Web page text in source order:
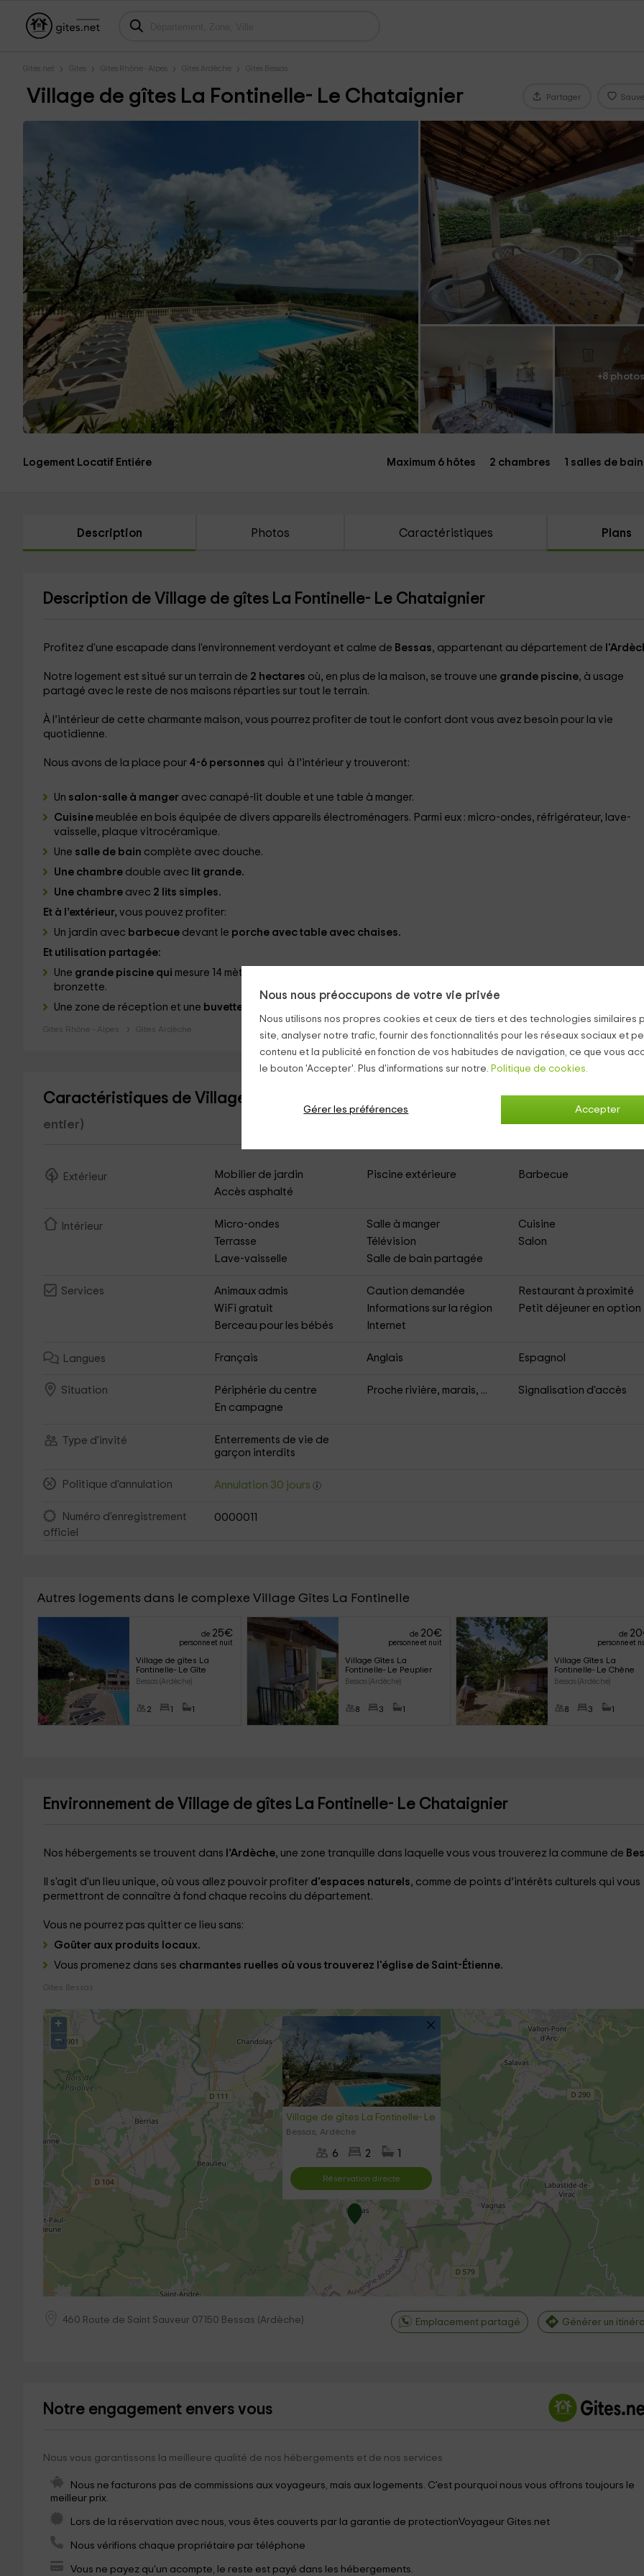
Nous nous préoccupons de votre vie privée
Nous utilisons nos propres cookies et ceux de tiers et des technologies similaires
site, analyser notre trafic, fournir des fonctionnalités pour les réseaux sociaux et
contenu et la publicité en fonction de vos habitudes de navigation, ce que vous
le bouton 'Accepter'. Plus d'informations sur notre. Politique de cookies.
Accepter
Gérer les préférences
Gites.net Gites Gites Rhône - Alpes Gites Ardèche Gites Bessas
Village de gîtes La Fontinelle- Le Chataignier Partager
+8
Logement Locatif Entiére Maximum 6 hôtes 2 chambres 1 salles de bain
Description Photos Caractéristiques Plans
Description de Village de gîtes La Fontinelle- Le Chataignier
Profitez d'une escapade dans l'environnement verdoyant et calme de Bessas, appartenant au département de
Notre logement est situé sur un terrain de 2 hectares où, en plus de la maison, se trouve une grande piscine, à usage
partagé avec le reste de nos maisons réparties sur tout le terrain.
À l’intérieur de cette charmante maison, vous pourrez profiter de tout le confort dont vous avez besoin pour la vie
quotidienne.
Nous avons de la place pour 4-6 personnes qui à l’intérieur y trouveront:
Un salon-salle à mangeravec canapé-lit double et une table à manger.
Cuisine meublée en bois équipée de divers appareils électroménagers. Parmi eux : micro-ondes, réfrigérateur, lave-
vaisselle, plaque vitrocéramique.
Une salle de bain complète avec douche.
Une chambre double avec lit grande.
Une chambreavec 2 lits simples.
Et à l’extérieur, vous pouvez profiter:
Un jardin avec barbecue devant le porche avec table avec chaises.
Et utilisation partagée:
Une grande piscine qui mesure 14 mètres de long pour 6,50 de large. Autour d'elle, une zone de transats pour pouvoir
bronzette.
Une zone de réception et une buvette
Gites Rhône - Alpes Gites Ardèche
Caractéristiques de Village de gîtes La Fontinelle- Le Chataignier(Gîte à louer en
entier)
Extérieur Mobilier de jardin Piscine extérieure
Barbecue
Accès asphalté
Intérieur Micro-ondes Salle à manger
Cuisine
Terrasse
Télévision
Salon
Lave-vaisselle
Salle de bain partagée
Services Animaux admis Caution demandée
Restaurant à proximité
WiFi gratuit
Informations sur la région
Petit déjeuner en option
Berceau pour les bébés
Internet
Langues Français Anglais Espagnol
Situation Périphérie du centre Proche rivière, marais, ...
Signalisation d'accès
En campagne
Type d'invité
Enterrements de vie de
garçon interdits
Politique d'annulation Annulation 30 jours
Numéro d'enregistrement
officiel
0000011
Autres logements dans le complexe Village Gîtes La Fontinelle
de 25€
personne et nuit
Village de gîtes La
Fontinelle- Le Gîte
Bessas (Ardèche)
2 1 1
de 20€
personne et nuit
Village Gîtes La
Fontinelle- Le Peuplier
Bessas (Ardèche)
8 3 1
de 20
personne et
Village Gîtes La
Fontinelle- Le Chêne
Bessas (Ardèche)
8 3 1
Environnement de Village de gîtes La Fontinelle- Le Chataignier
Nos hébergements se trouvent dans l’Ardèche, une zone tranquille dans laquelle vous vous trouverez la commune de
Il s'agit d'un lieu unique, où vous allez pouvoir profiter d'espaces naturels, comme de points d’intérêts culturels qui vous
permettront de connaître à fond chaque recoins du département.
Vous ne pourrez pas quitter ce lieu sans:
Goûter aux produits locaux.
Vous promenez dans ses charmantes ruelles où vous trouverez l'église de Saint-Étienne.
Gites Bessas
Village de gîtes La Fontinelle- Le Chataignier
Bessas, Ardèche
6 2
Réservation directe
+
−
460 Route de Saint Sauveur 07150 Bessas (Ardèche) Emplacement partagé Générer un
Notre engagement envers vous
Nous vous garantissons la meilleure qualité de nos hébergements et de nos services
Nous ne facturons pas de commissions aux voyageurs, mais aux logements. C'est pourquoi nous vous offrons toujours le
meilleur prix.
Lors de la réservation avec nous, vous êtes couverts par la garantie de protectionVoyageur Gites.net
Nous vérifions chaque propriétaire par téléphone
Vous ne payez qu'un acompte, le reste est payé dans les hébergements.